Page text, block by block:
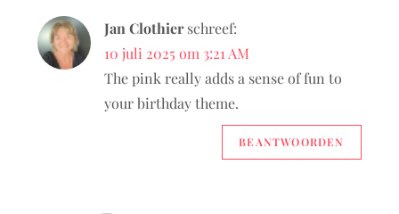
Jan Clothier schreef:
10 juli 2025 om 3:21 AM
The pink really adds a sense of fun to
your birthday theme.
BEANTWOORDEN